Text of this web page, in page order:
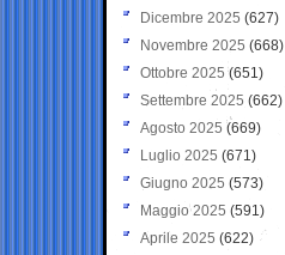
Dicembre 2025 (627)
Novembre 2025 (668)
Ottobre 2025 (651)
Settembre 2025 (662)
Agosto 2025 (669)
Luglio 2025 (671)
Giugno 2025 (573)
Maggio 2025 (591)
Aprile 2025 (622)